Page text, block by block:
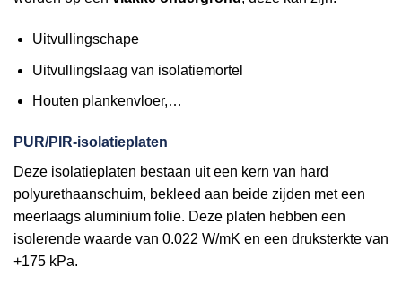
Uitvullingschape
Uitvullingslaag van isolatiemortel
Houten plankenvloer,…
PUR/PIR-isolatieplaten
Deze isolatieplaten bestaan uit een kern van hard
polyurethaanschuim, bekleed aan beide zijden met een
meerlaags aluminium folie. Deze platen hebben een
isolerende waarde van 0.022 W/mK en een druksterkte van
+175 kPa.